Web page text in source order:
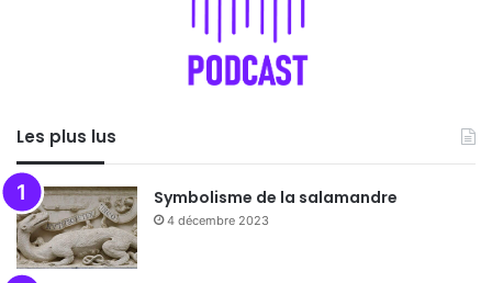
Les plus lus
Symbolisme de la salamandre
4 décembre 2023